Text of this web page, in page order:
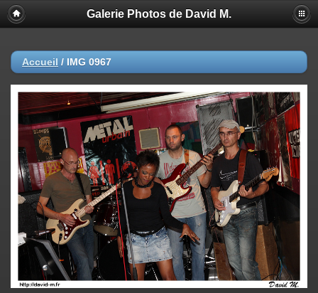
Galerie Photos de David M.
Accueil / IMG 0967